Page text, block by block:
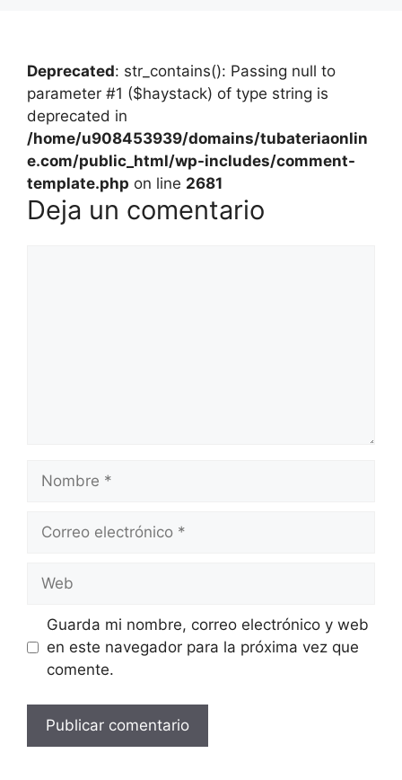
Deprecated: str_contains(): Passing null to
parameter #1 ($haystack) of type string is
deprecated in
/home/u908453939/domains/tubateriaonlin
e.com/public_html/wp-includes/comment-
template.php on line 2681
Deja un comentario
Nombre
Correo
Web
Guarda mi nombre, correo electrónico y web
en este navegador para la próxima vez que
comente.